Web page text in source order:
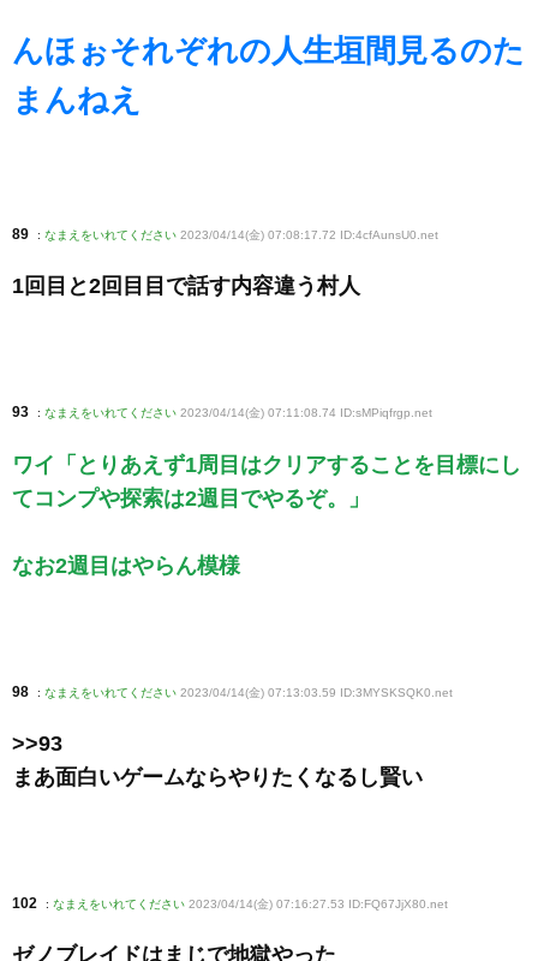
んほぉそれぞれの人生垣間見るのた
まんねえ
89 : なまえをいれてください 2023/04/14(金) 07:08:17.72 ID:4cfAunsU0.net
1回目と2回目目で話す内容違う村人
93 : なまえをいれてください 2023/04/14(金) 07:11:08.74 ID:sMPiqfrgp.net
ワイ「とりあえず1周目はクリアすることを目標にし
てコンプや探索は2週目でやるぞ。」
なお2週目はやらん模様
98 : なまえをいれてください 2023/04/14(金) 07:13:03.59 ID:3MYSKSQK0 .net
>>93
まあ面白いゲームならやりたくなるし賢い
102 : なまえをいれてください 2023/04/14(金) 07:16:27.53 ID:FQ67JjX80 .net
ゼノブレイドはまじで地獄やった